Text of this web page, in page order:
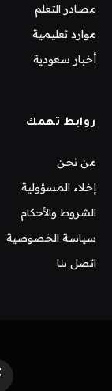
مصادر التعلم
موارد تعليمية
أخبار سعودية
روابط تهمك
من نحن
إخلاء المسؤولية
الشروط والأحكام
سياسة الخصوصية
اتصل بنا